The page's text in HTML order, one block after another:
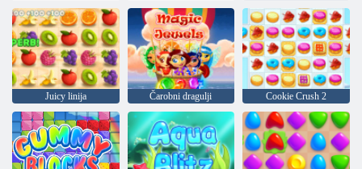
Juicy linija Čarobni dragulji Cookie Crush 2